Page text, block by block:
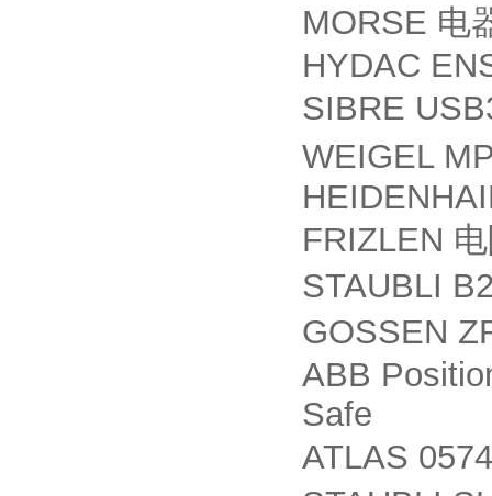
MORSE 电
HYDAC
SIBRE
WEIGEL
FRIZLEN
STAUBLI
GOSSEN
ABB
Safe
ATLAS